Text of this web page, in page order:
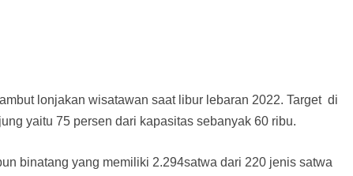
lonjakan wisatawan saat libur lebaran 2022. Target di
yaitu 75 persen dari kapasitas sebanyak 60 ribu.
binatang yang memiliki 2.294satwa dari 220 jenis satwa